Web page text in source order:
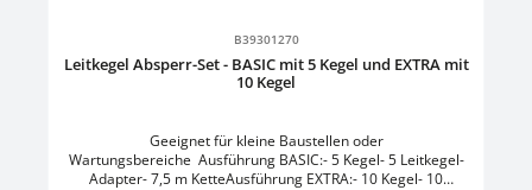
B39301270
Leitkegel Absperr-Set - BASIC mit 5 Kegel und EXTRA mit
10 Kegel
Geeignet für kleine Baustellen oder
Wartungsbereiche Ausführung BASIC:- 5 Kegel- 5 Leitkegel-
Adapter- 7,5 m KetteAusführung EXTRA:- 10 Kegel- 10